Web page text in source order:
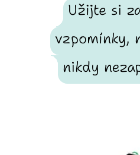
Užijte si
vzpomínky,
nikdy